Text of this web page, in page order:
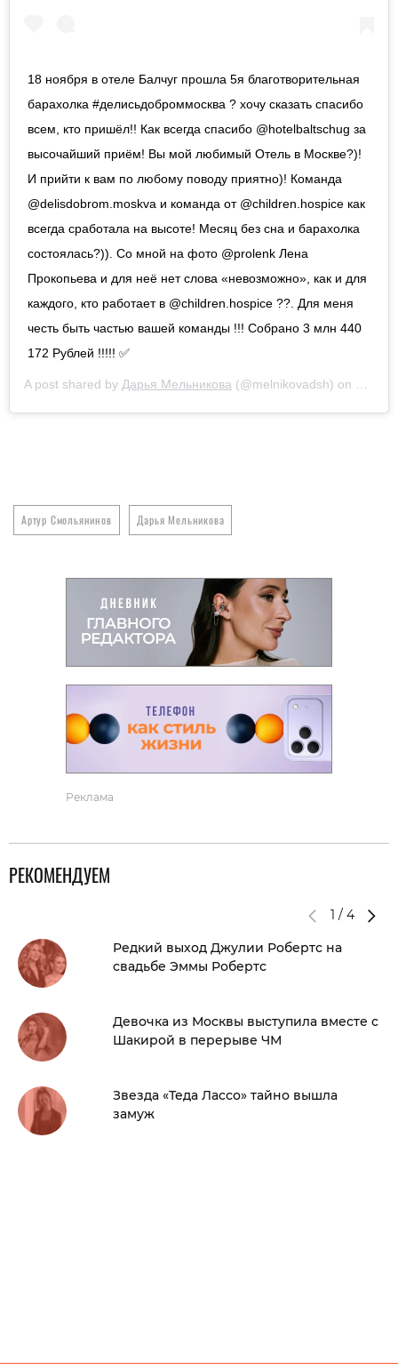
18 ноября в отеле Балчуг прошла 5я благотворительная
барахолка #делисьдоброммосква ? хочу сказать спасибо
всем, кто пришёл!! Как всегда спасибо @hotelbaltschug за
высочайший приём! Вы мой любимый Отель в Москве?)!
И прийти к вам по любому поводу приятно)! Команда
@delisdobrom.moskva и команда от @children.hospice как
всегда сработала на высоте! Месяц без сна и барахолка
состоялась?)). Со мной на фото @prolenk Лена
Прокопьева и для неё нет слова «невозможно», как и для
каждого, кто работает в @children.hospice ??. Для меня
честь быть частью вашей команды !!! Собрано 3 млн 440
172 Рублей !!!!! ✅
A post shared by Дарья Мельникова (@melnikovadsh) on
Артур Смольянинов Дарья Мельникова
Реклама
РЕКОМЕНДУЕМ
1 / 4
Редкий выход Джулии Робертс на
свадьбе Эммы Робертс
Девочка из Москвы выступила вместе с
Шакирой в перерыве ЧМ
Звезда «Теда Лассо» тайно вышла
замуж